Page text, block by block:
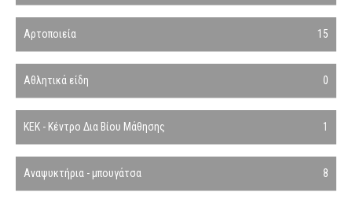
Αρτοποιεία 15
Αθλητικά είδη 0
ΚΕΚ - Κέντρο Δια Βίου Μάθησης 1
Αναψυκτήρια - μπουγάτσα 8